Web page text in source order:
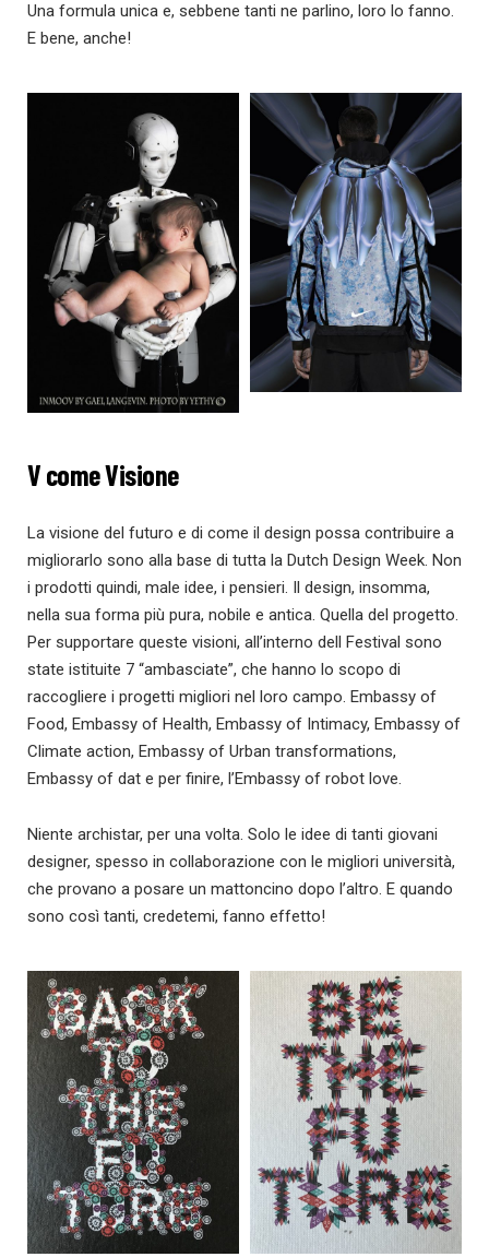
Una formula unica e, sebbene tanti ne parlino, loro lo fanno.
E bene, anche!
V come Visione
La visione del futuro e di come il design possa contribuire a
migliorarlo sono alla base di tutta la Dutch Design Week. Non
i prodotti quindi, male idee, i pensieri. Il design, insomma,
nella sua forma più pura, nobile e antica. Quella del progetto.
Per supportare queste visioni, all’interno dell Festival sono
state istituite 7 “ambasciate”, che hanno lo scopo di
raccogliere i progetti migliori nel loro campo. Embassy of
Food, Embassy of Health, Embassy of Intimacy, Embassy of
Climate action, Embassy of Urban transformations,
Embassy of dat e per finire, l’Embassy of robot love.
Niente archistar, per una volta. Solo le idee di tanti giovani
designer, spesso in collaborazione con le migliori università,
che provano a posare un mattoncino dopo l’altro. E quando
sono così tanti, credetemi, fanno effetto!